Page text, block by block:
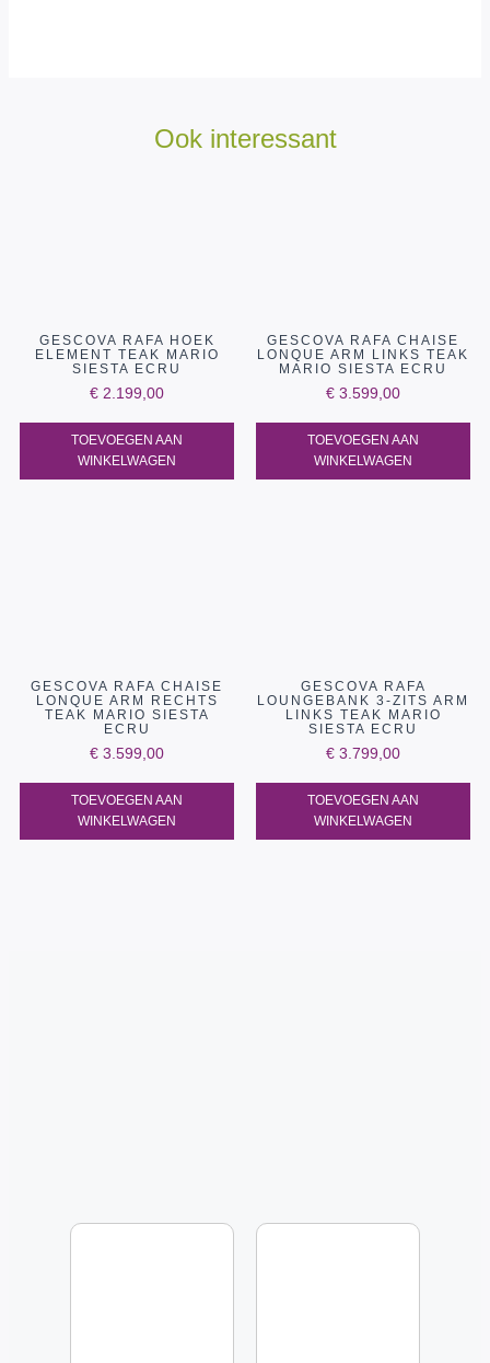
Ook interessant
GESCOVA RAFA HOEK
ELEMENT TEAK MARIO
SIESTA ECRU
€ 2.199,00
TOEVOEGEN AAN
WINKELWAGEN
GESCOVA RAFA CHAISE
LONQUE ARM LINKS TEAK
MARIO SIESTA ECRU
€ 3.599,00
TOEVOEGEN AAN
WINKELWAGEN
GESCOVA RAFA CHAISE
LONQUE ARM RECHTS
TEAK MARIO SIESTA
ECRU
€ 3.599,00
TOEVOEGEN AAN
WINKELWAGEN
GESCOVA RAFA
LOUNGEBANK 3-ZITS ARM
LINKS TEAK MARIO
SIESTA ECRU
€ 3.799,00
TOEVOEGEN AAN
WINKELWAGEN